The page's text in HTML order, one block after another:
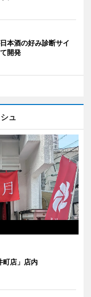
本酒の好み診断サイ
開発
ュ
町店」店内